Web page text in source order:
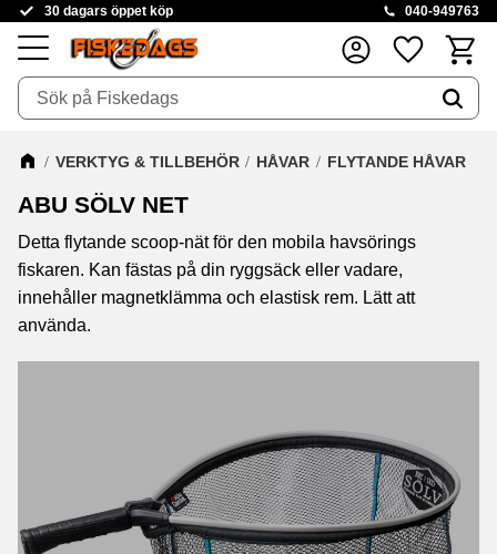
Meny
30 dagars öppet köp 040-949763
Favoriter
VERKTYG & TILLBEHÖR HÅVAR FLYTANDE HÅVAR
ABU SÖLV NET
Detta flytande scoop-nät för den mobila havsörings
fiskaren. Kan fästas på din ryggsäck eller vadare,
innehåller magnetklämma och elastisk rem. Lätt att
använda.